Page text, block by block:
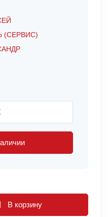
(СЕРВИС)
В корзину